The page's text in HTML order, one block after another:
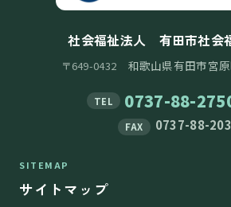
社会福祉法人 有田市社会
〒649-0432 和歌山県有田市宮
TEL 0737-88-
FAX 0737-88-
SITEMAP
サイトマップ